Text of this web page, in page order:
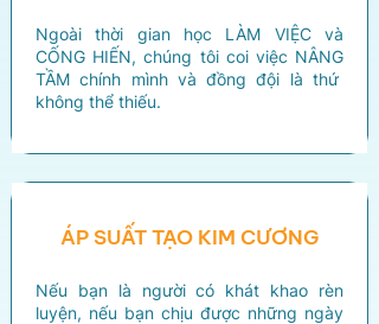
Ngoài thời gian học LÀM VIỆC và
CỐNG HIẾN, chúng tôi coi việc NÂNG
TẦM chính mình và đồng đội là thứ
không thể thiếu.
ÁP SUẤT TẠO KIM CƯƠNG
Nếu bạn là người có khát khao rèn
luyện, nếu bạn chịu được những ngày